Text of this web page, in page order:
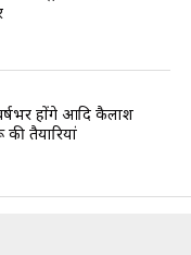
होंगे आदि कैलाश
तैयारियां